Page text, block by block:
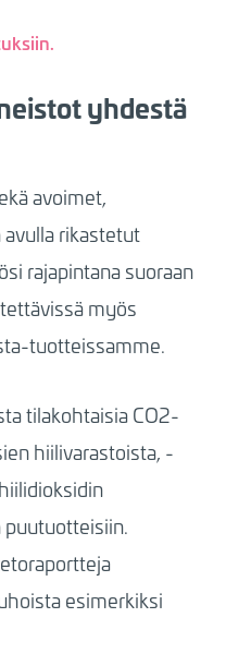
yhdestä
avoimet,
rikastetut
rajapintana suoraan
myös
tuotteissamme.
tilakohtaisia CO2-
hiilivarastoista, -
puutuotteisiin.
esimerkiksi